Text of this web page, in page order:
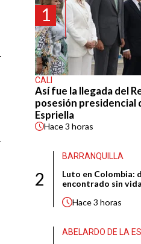
1
CALI
Así fue la llegada del
posesión presidencial
Espriella
Hace3 horas
2
BARRANQUILLA
Luto en Colombia:
encontrado sin
Hace3 horas
ABELARDO DE LA